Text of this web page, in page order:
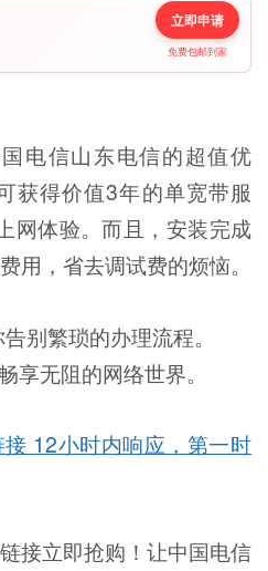
立即申请
免费包邮到家
电信山东电信的超值优
获得价值3年的单宽带服
网体验。而且，安装完成
用，省去调试费的烦恼。
别繁琐的办理流程。
享无阻的网络世界。
接 12小时内响应，第一时
接立即抢购！让中国电信